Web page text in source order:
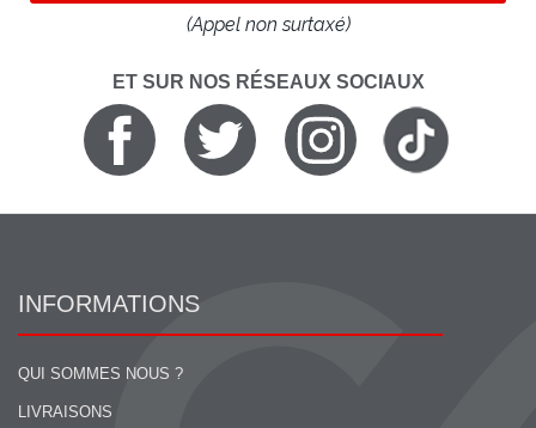
(Appel non surtaxé)
ET SUR NOS RÉSEAUX SOCIAUX
INFORMATIONS
QUI SOMMES NOUS ?
LIVRAISONS